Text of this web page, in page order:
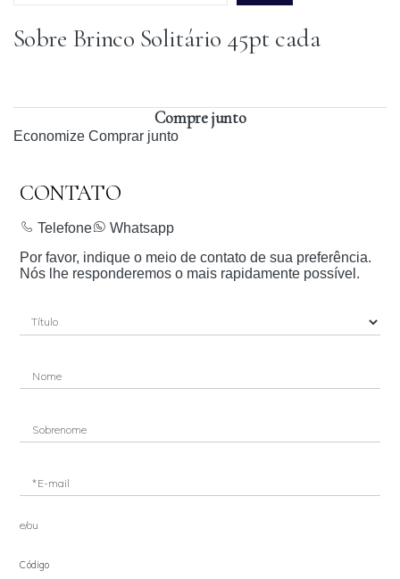
Prazo para o CEP
Sobre Brinco Solitário 45pt cada
Compre junto
Economize Comprar junto
CONTATO
Telefone
Whatsapp
Por favor, indique o meio de contato de sua preferência.
Nós lhe responderemos o mais rapidamente possível.
Nome
Sobrenome
*E-mail
e/ou
Código